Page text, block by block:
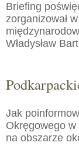
Briefing
zorganizował
Władysław
Jak
Okręgowego
na obszarze